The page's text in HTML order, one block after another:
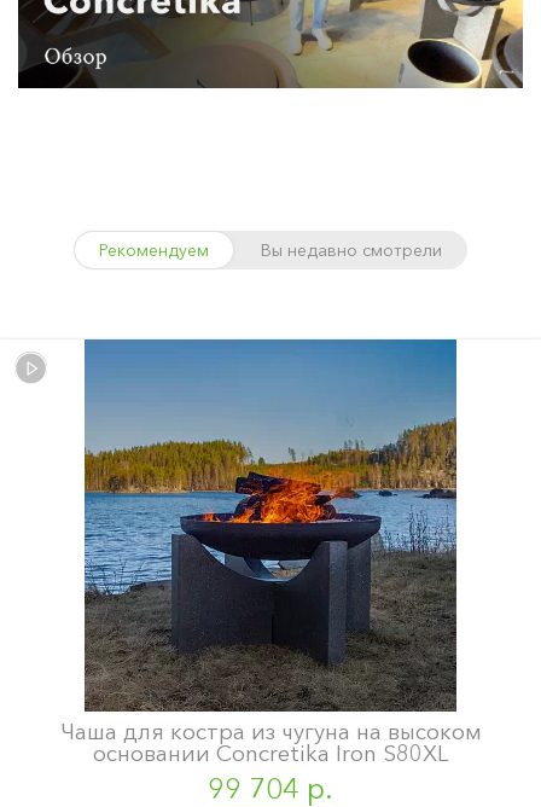
Рекомендуем Вы недавно смотрели
Чаша для костра из чугуна на высоком
основании Concretika Iron S80XL
99 704 р.